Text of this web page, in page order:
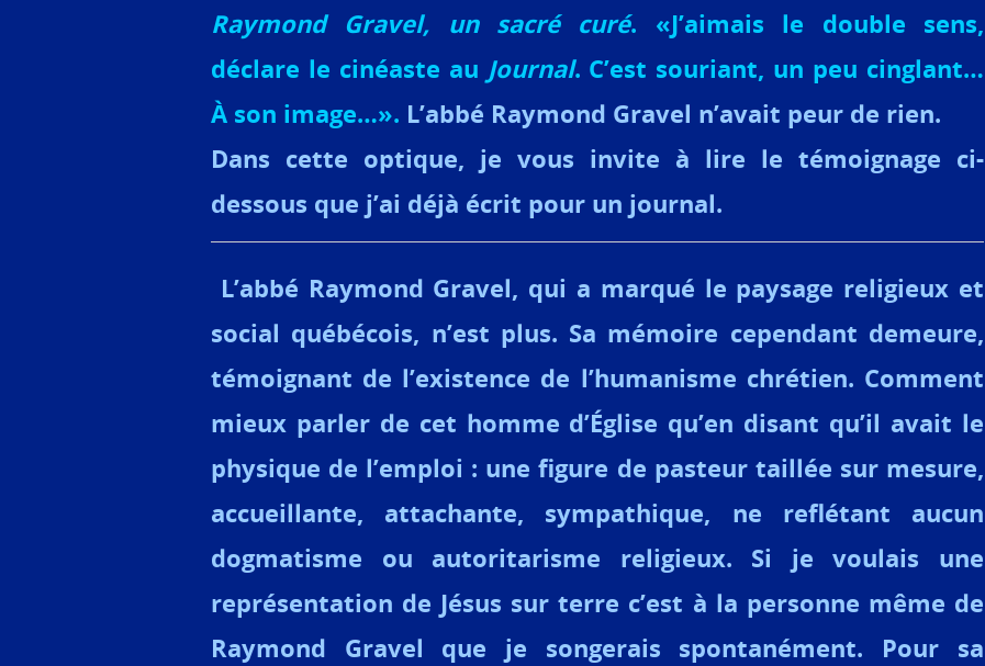
Raymond Gravel, un sacré curé. «J’aimais le double sens,
déclare le cinéaste au Journal. C’est souriant, un peu cinglant…
À son image…». L’abbé Raymond Gravel n’avait peur de rien.
Dans cette optique, je vous invite à lire le témoignage ci-
dessous que j’ai déjà écrit pour un journal.
L’abbé Raymond Gravel, qui a marqué le paysage religieux et
social québécois, n’est plus. Sa mémoire cependant demeure,
témoignant de l’existence de l’humanisme chrétien. Comment
mieux parler de cet homme d’Église qu’en disant qu’il avait le
physique de l’emploi : une figure de pasteur taillée sur mesure,
accueillante, attachante, sympathique, ne reflétant aucun
dogmatisme ou autoritarisme religieux. Si je voulais une
représentation de Jésus sur terre c’est à la personne même de
Raymond Gravel que je songerais spontanément. Pour sa